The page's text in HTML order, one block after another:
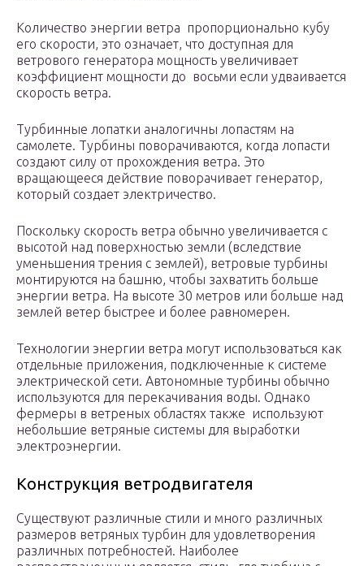
Количество энергии ветра пропорционально кубу
его скорости, это означает, что доступная для
ветрового генератора мощность увеличивает
коэффициент мощности до восьми если удваивается
скорость ветра.
Турбинные лопатки аналогичны лопастям на
самолете. Турбины поворачиваются, когда лопасти
создают силу от прохождения ветра. Это
вращающееся действие поворачивает генератор,
который создает электричество.
Поскольку скорость ветра обычно увеличивается с
высотой над поверхностью земли (вследствие
уменьшения трения с землей), ветровые турбины
монтируются на башню, чтобы захватить больше
энергии ветра. На высоте 30 метров или больше над
землей ветер быстрее и более равномерен.
Технологии энергии ветра могут использоваться как
отдельные приложения, подключенные к системе
электрической сети. Автономные турбины обычно
используются для перекачивания воды. Однако
фермеры в ветреных областях также используют
небольшие ветряные системы для выработки
электроэнергии.
Конструкция ветродвигателя
Существуют различные стили и много различных
размеров ветряных турбин для удовлетворения
различных потребностей. Наиболее